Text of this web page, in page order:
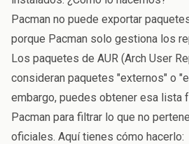
Pacman no puede exportar
porque Pacman solo gestiona los
Los paquetes de AUR (Arch User
consideran paquetes "externos" o
embargo, puedes obtener esa lista
Pacman para filtrar lo que no
oficiales. Aquí tienes cómo hacerlo: